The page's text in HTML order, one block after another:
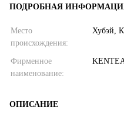
ПОДРОБНАЯ
Место
происхождения:
Хубэй,
Фирменное
наименование:
ОПИСАНИЕ